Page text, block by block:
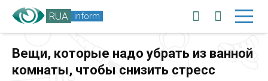
RUA inform
Вещи, которые надо убрать из ванной
комнаты, чтобы снизить стресс